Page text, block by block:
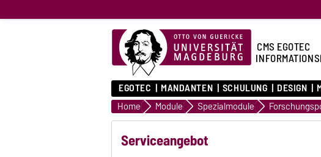
CMS EGOTEC
EGOTEC MANDANTEN SCHULUNG DESIGN
Home Module Spezialmodule
Serviceangebot